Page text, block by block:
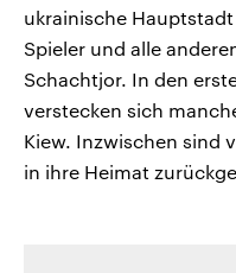
ukrainische
Spieler und alle
Schachtjor. In den
verstecken sich
Kiew. Inzwischen sind
in ihre Heimat